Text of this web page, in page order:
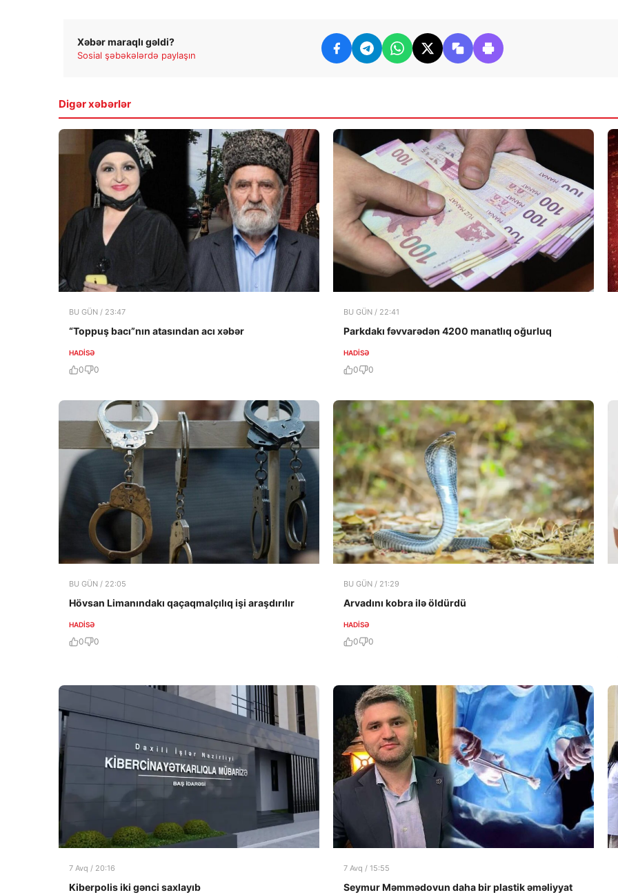
Xəbər maraqlı gəldi?
Sosial şəbəkələrdə paylaşın
Digər xəbərlər
BU GÜN / 23:47
“Toppuş bacı”nın atasından acı xəbər
HADISƏ
0 0
BU GÜN / 22:41
Parkdakı fəvvarədən 4200 manatlıq oğurluq
HADISƏ
0 0
BU GÜN / 22:05
Hövsan Limanındakı qaçaqmalçılıq işi araşdırılır
HADISƏ
0 0
BU GÜN / 21:29
Arvadını kobra ilə öldürdü
HADISƏ
0 0
7 Avq / 20:16
Kiberpolis iki gənci saxlayıb
7 Avq / 15:55
Seymur Məmmədovun daha bir plastik əməliyyat